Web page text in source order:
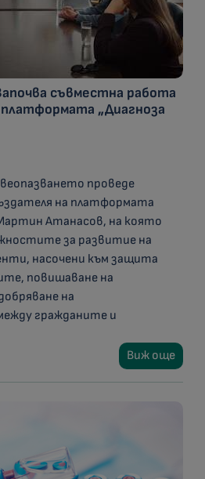
съвместна работа
„Диагноза
проведе
на платформата
Мартин Атанасов, на която
за развитие на
насочени към защита
повишаване на
на
гражданите и
Виж още